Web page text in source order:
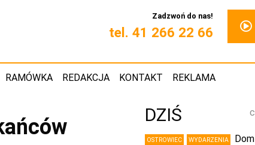
Zadzwoń do nas!
tel. 41 266 22 66
RAMÓWKA REDAKCJA KONTAKT REKLAMA
DZIŚ
OSTROWIEC WYDARZENIA